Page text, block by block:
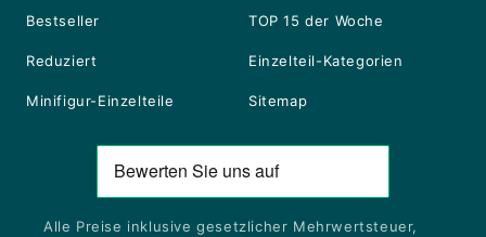
Bestseller TOP 15 der Woche
Reduziert Einzelteil-Kategorien
Minifigur-Einzelteile Sitemap
Alle Preise inklusive gesetzlicher Mehrwertsteuer,